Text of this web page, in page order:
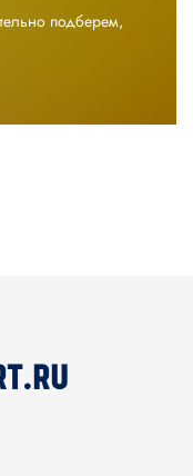
подберем,